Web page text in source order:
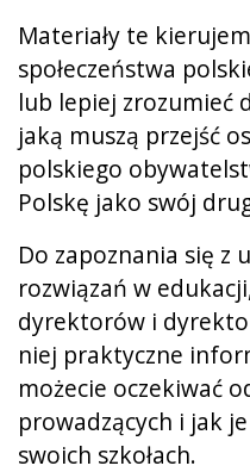
Materiały te
społeczeństwa
lub lepiej zrozumieć
jaką muszą przejść
polskiego
Polskę jako swój
Do zapoznania się z
rozwiązań w
dyrektorów i
niej praktyczne
możecie oczekiwać
prowadzących i jak
swoich szkołach.